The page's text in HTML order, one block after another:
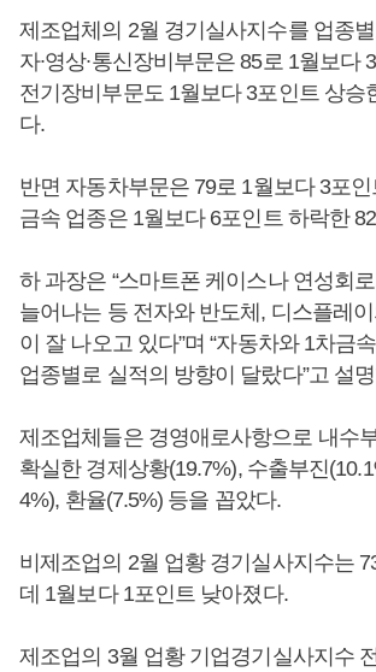
제조업체의 2월 경기실사지수를 업종
자∙영상∙통신장비부문은 85로 1월보다
전기장비부문도 1월보다 3포인트 상승
다.
반면 자동차부문은 79로 1월보다 3포
금속 업종은 1월보다 6포인트 하락한
하 과장은 “스마트폰 케이스나 연성회
늘어나는 등 전자와 반도체, 디스플레
이 잘 나오고 있다”며 “자동차와 1차금
업종별로 실적의 방향이 달랐다”고 설
제조업체들은 경영애로사항으로 내수
확실한 경제상황(19.7%), 수출부진
4%), 환율(7.5%) 등을 꼽았다.
비제조업의 2월 업황 경기실사지수는
데 1월보다 1포인트 낮아졌다.
제조업의 3월 업황 기업경기실사지수